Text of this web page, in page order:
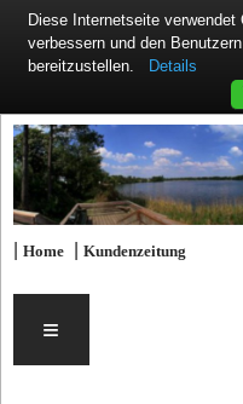
|Home |Kundenzeitung
≡
Diese Internetseite
verbessern und den
bereitzustellen.
Details